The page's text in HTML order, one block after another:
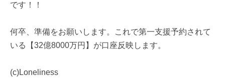
です！！
何卒、準備をお願いします。これで第一支援予約されて
いる【32億8000万円】が口座反映します。
(c)Loneliness